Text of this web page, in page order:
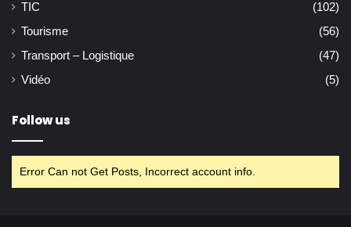
TIC
(102)
Tourisme
(56)
Transport – Logistique
(47)
Vidéo
(5)
Follow us
Error Can not Get Posts, Incorrect account info.